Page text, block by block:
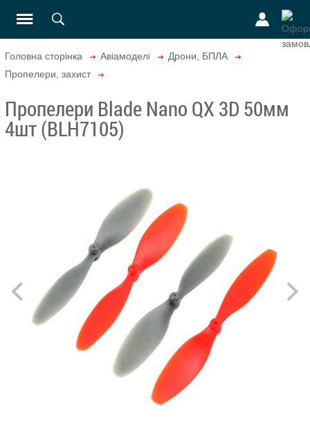
Головна сторінка Авіамоделі
Дрони, БПЛА
Пропелери, захист
Пропелери Blade Nano QX 3D 50мм
4шт (BLH7105)